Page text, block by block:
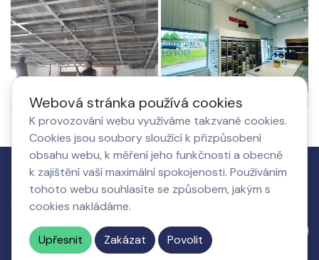
Webová stránka používá cookies
K provozování webu využíváme takzvané cookies.
Cookies jsou soubory sloužící k přizpůsobení
obsahu webu, k měření jeho funkčnosti a obecně
k zajištění vaší maximální spokojenosti. Používáním
tohoto webu souhlasíte se způsobem, jakým s
cookies nakládáme.
Upřesnit Zakázat Povolit
Jak to
funguje
Co získá
podnikatel
O nás,
Nastavení